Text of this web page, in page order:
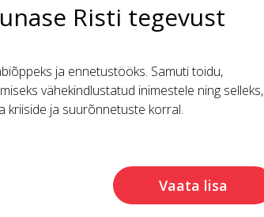
Risti tegevust
ja ennetustööks. Samuti toidu,
vähekindlustatud inimestele ning selleks,
kriiside ja suurõnnetuste korral.
Vaata lisa